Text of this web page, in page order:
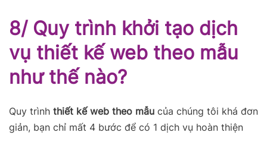
8/ Quy trình khởi tạo dịch
vụ thiết kế web theo mẫu
như thế nào?
Quy trình thiết kế web theo mẫu của chúng tôi khá đơn
giản, bạn chỉ mất 4 bước để có 1 dịch vụ hoàn thiện